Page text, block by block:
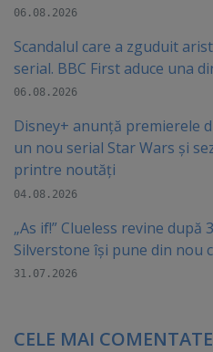
06.08.2026
Scandalul care a zguduit
serial. BBC First aduce una
06.08.2026
Disney+ anunță premierele
un nou serial Star Wars și
printre noutăți
04.08.2026
„As if!” Clueless revine după
Silverstone își pune din nou
31.07.2026
CELE MAI COMENTATE